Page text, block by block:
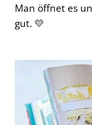
Man öffnet es
gut. 💛